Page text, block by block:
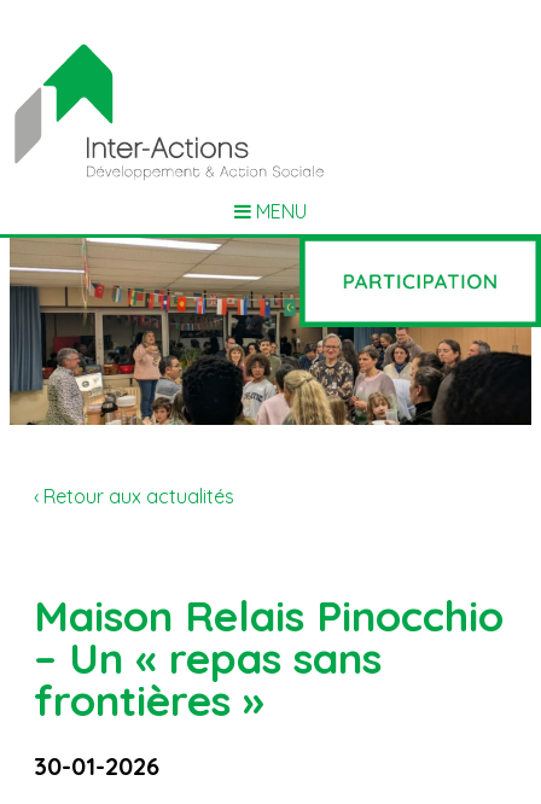
MENU
‹ Retour aux actualités
Maison Relais Pinocchio
– Un « repas sans
frontières »
30-01-2026